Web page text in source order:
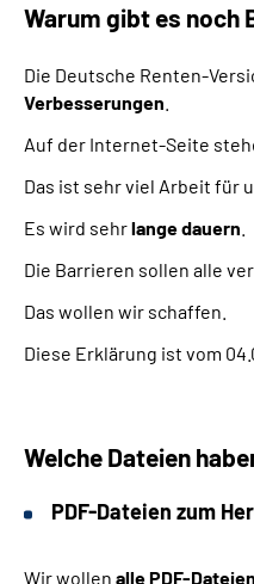
Warum gibt es noch
Die Deutsche Renten-
Verbesserungen
Auf der Internet-Seite
Das ist sehr viel Arbeit für
Es wird sehrlange dauern
Die Barrieren sollen alle
Das wollen wir schaffen.
Diese Erklärung ist vom
Welche Dateien
PDF-Dateien zum
Wir wollen alle PDF-Dateien